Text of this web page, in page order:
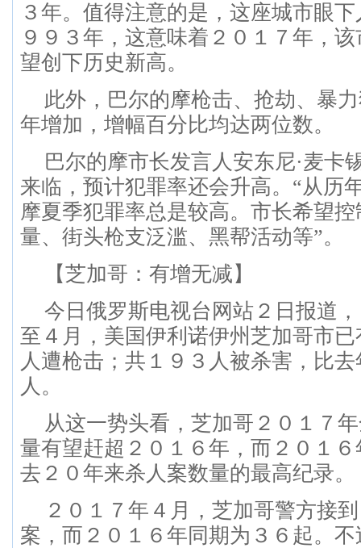
３年。值得注意的是，这座城市眼
９９３年，这意味着２０１７年，
望创下历史新高。
此外，巴尔的摩枪击、抢劫、暴
年增加，增幅百分比均达两位数。
巴尔的摩市长发言人安东尼·麦卡
来临，预计犯罪率还会升高。“从历
摩夏季犯罪率总是较高。市长希望
量、街头枪支泛滥、黑帮活动等”。
【芝加哥：有增无减】
今日俄罗斯电视台网站２日报道
至４月，美国伊利诺伊州芝加哥市
人遭枪击；共１９３人被杀害，比
人。
从这一势头看，芝加哥２０１７
量有望赶超２０１６年，而２０１
去２０年来杀人案数量的最高纪录。
２０１７年４月，芝加哥警方接
案，而２０１６年同期为３６起。